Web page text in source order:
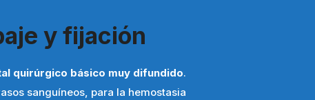
y fijación
quirúrgico básico muy difundido.
sanguíneos, para la hemostasia